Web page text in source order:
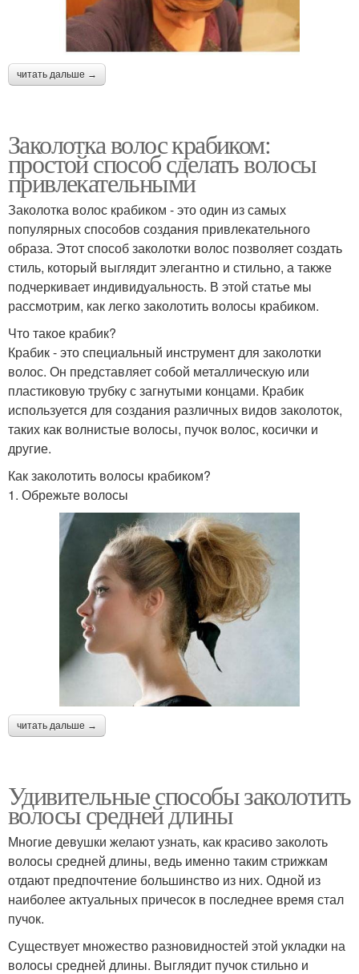
читать дальше →
Заколотка волос крабиком:
простой способ сделать волосы
привлекательными
Заколотка волос крабиком - это один из самых
популярных способов создания привлекательного
образа. Этот способ заколотки волос позволяет создать
стиль, который выглядит элегантно и стильно, а также
подчеркивает индивидуальность. В этой статье мы
рассмотрим, как легко заколотить волосы крабиком.
Что такое крабик?
Крабик - это специальный инструмент для заколотки
волос. Он представляет собой металлическую или
пластиковую трубку с загнутыми концами. Крабик
используется для создания различных видов заколоток,
таких как волнистые волосы, пучок волос, косички и
другие.
Как заколотить волосы крабиком?
1. Обрежьте волосы
читать дальше →
Удивительные способы заколотить
волосы средней длины
Многие девушки желают узнать, как красиво заколоть
волосы средней длины, ведь именно таким стрижкам
отдают предпочтение большинство из них. Одной из
наиболее актуальных причесок в последнее время стал
пучок.
Существует множество разновидностей этой укладки на
волосы средней длины. Выглядит пучок стильно и